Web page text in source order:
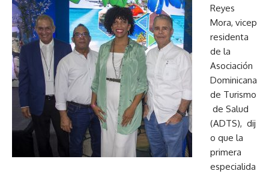
Reyes
Mora, vicep
residenta
de la
Asociación
Dominicana
de Turismo
de Salud
(ADTS), dij
o que la
primera
especialida